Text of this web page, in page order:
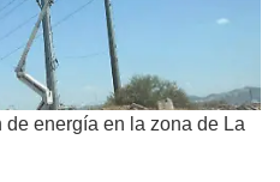
energía en la zona de La